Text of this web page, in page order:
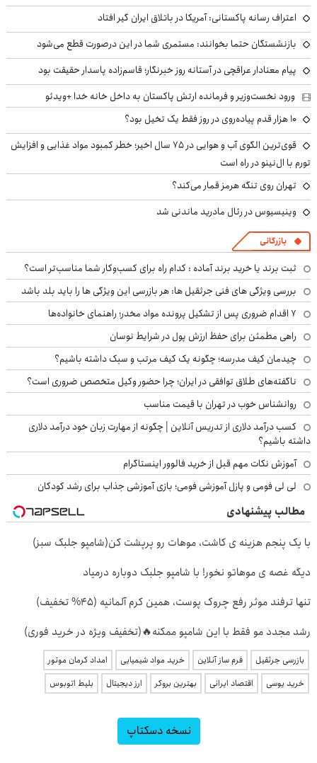
اعتراف رسانه پاکستانی: آمریکا در باتلاق ایران گیر افتاد
بازنشستگان حتما بخوانند: مستمری شما در این درصورت قطع می‌شود
پیام معنادار عراقچی در آستانه روز خبرنگار؛ قاسم‌زاده پاسدار حقیقت بود
ورود نخست‌وزیر و فرمانده ارتش پاکستان به داخل خانه خدا +ویدئو
۱۰ هزار قدم پیاده‌روی در روز فقط یک تخیل بود؟
قوی‌ترین الگوی آب و هوایی در ۷۵ سال اخیر؛ خطر کمبود مواد غذایی و افزایش
تورم با ال‌نینو در راه است
تهران روی تنگه هرمز قمار می‌کند؟
وینیسیوس در رئال مادرید ماندنی شد
بازرگانی
ثبت برند یا خرید برند آماده : کدام راه برای کسب‌وکار شما مناسب‌تر است؟
بررسی ویژگی های فنی جرثقیل ها: هر بازرسی این ویژگی ها را باید بلد باشد
۷ اقدام ضروری پس از تشکیل پرونده مواد مخدر؛ راهنمای خانواده‌ها
راهی مطمئن برای حفظ ارزش پول در شرایط نوسان
چیدمان کیف مدرسه؛ چگونه یک کیف مرتب و سبک داشته باشیم؟
ناگفته‌های طلاق توافقی در ایران؛ چرا حضور وکیل متخصص ضروری است؟
روانشناس خوب در تهران با قیمت مناسب
کسب درآمد دلاری از تدریس آنلاین | چگونه از مهارت زبان خود درآمد دلاری
داشته باشیم؟
آموزش نکات مهم قبل از خرید فالوور اینستاگرام
لی لی فومی و پازل آموزشی فومی؛ بازی آموزشی جذاب برای رشد کودکان
مطالب پیشنهادی
با یک پنجم هزینه ی کاشت، موهات رو پرپشت کن(شامپو جلبک سبز)
دیگه غصه ی موهاتو نخور! با شامپو جلبک دوباره درمیاد
تنها ترفند موثر رفع چروک پوست، همین کرم آلمانیه (45% تخفیف)
رشد مجدد مو فقط با این شامپو ممکنه🔥(تخفیف ویژه در خرید فوری)
بازرسی جرثقیل فرم ساز آنلاین خرید مواد شیمیایی
امداد کرمان موتور
خرید یوسی
اقتصاد ایرانی بهترین بروکر ارز دیجیتال بلیط اتوبوس
نسخه دسکتاپ